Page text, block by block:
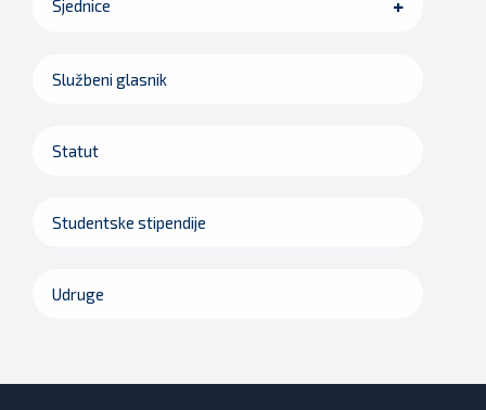
Sjednice
Službeni glasnik
Statut
Studentske stipendije
Udruge